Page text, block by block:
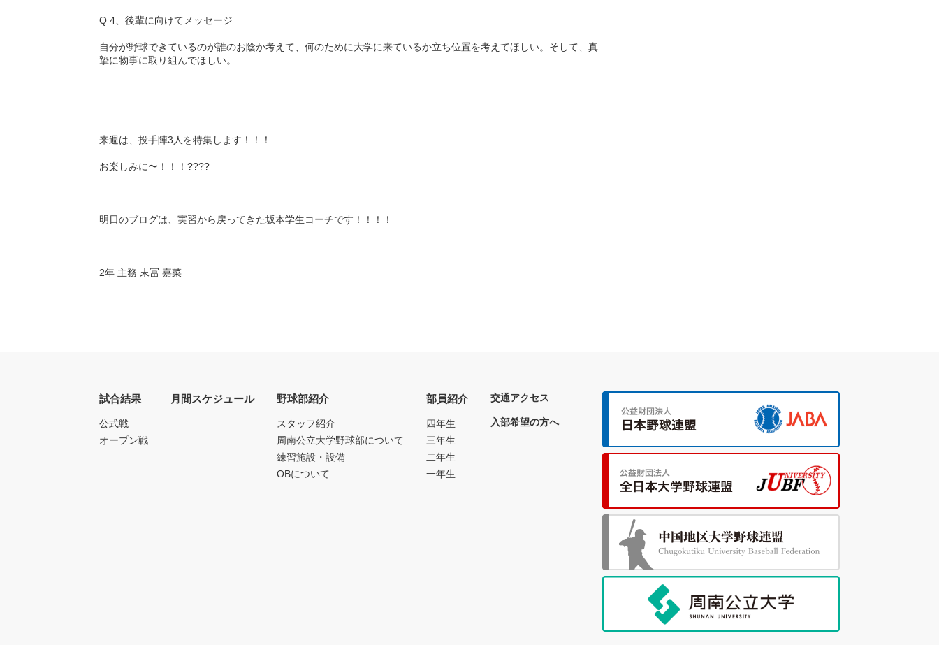
Q 4、後輩に向けてメッセージ
自分が野球できているのが誰のお陰か考えて、何のために大学に来ているか立ち位置を考えてほしい。そして、真
摯に物事に取り組んでほしい。
来週は、投手陣3人を特集します！！！
お楽しみに〜！！！????
明日のブログは、実習から戻ってきた坂本学生コーチです！！！！
2年 主務 末冨 嘉菜
試合結果
公式戦
オープン戦
月間スケジュール 野球部紹介
スタッフ紹介
周南公立大学野球部について
練習施設・設備
OBについて
部員紹介
四年生
三年生
二年生
一年生
交通アクセス
入部希望の方へ